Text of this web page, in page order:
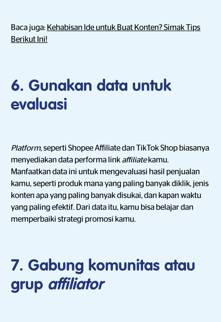
Baca juga: Kehabisan Ide untuk Buat Konten? Simak Tips
Berikut Ini!
6. Gunakan data untuk
evaluasi
Platform, seperti Shopee Affiliate dan TikTok Shop biasanya
menyediakan data performa link affiliatekamu.
Manfaatkan data ini untuk mengevaluasi hasil penjualan
kamu, seperti produk mana yang paling banyak diklik, jenis
konten apa yang paling banyak disukai, dan kapan waktu
yang paling efektif. Dari data itu, kamu bisa belajar dan
memperbaiki strategi promosi kamu.
7. Gabung komunitas atau
grup affiliator